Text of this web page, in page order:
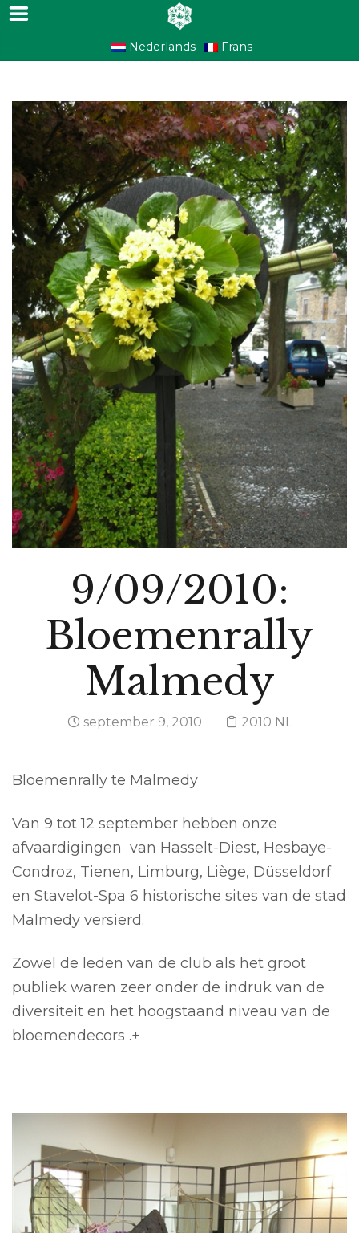
Nederlands Frans
9/09/2010:
Bloemenrally
Malmedy
september 9, 2010 2010 NL
Bloemenrally te Malmedy
Van 9 tot 12 september hebben onze
afvaardigingen van Hasselt-Diest, Hesbaye-
Condroz, Tienen, Limburg, Liège, Düsseldorf
en Stavelot-Spa 6 historische sites van de stad
Malmedy versierd.
Zowel de leden van de club als het groot
publiek waren zeer onder de indruk van de
diversiteit en het hoogstaand niveau van de
bloemendecors .+